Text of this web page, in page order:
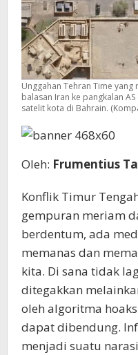
Unggahan Tehran Time
balasan Iran ke pangkalan
satelit kota di Bahrain.
Oleh: Frumentius
Konflik Timur
gempuran meriam
berdentum, ada
memanas dan
kita. Di sana tidak
ditegakkan
oleh algoritma
dapat dibendung.
menjadi suatu